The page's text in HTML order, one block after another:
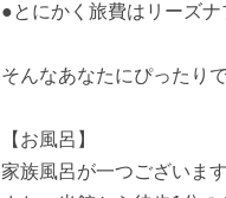
●とにかく旅費はリーズナ
そんなあなたにぴったり
【お風呂】
家族風呂が一つございま